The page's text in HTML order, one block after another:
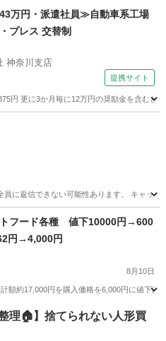
万円・派遣社員≫自動車系工場
プレス 交替制
神奈川支店
提携サイト
円 更に3か月毎に12万円の奨励金を含む
に返信できない可能性あります。 キャッ
他トフード各種 値下10000円→600
円→4,000円
8月10日
額約17,000円を購入価格を6,000円に値下
の他 キャットフード
理🏠】捨てられない人形買